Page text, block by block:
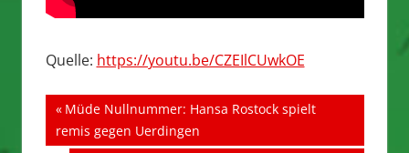
Quelle: https://youtu.be/CZEIlCUwkOE
Beitragsnavigation
Vorheriger
Beitrag:
Müde Nullnummer: Hansa Rostock spielt
remis gegen Uerdingen